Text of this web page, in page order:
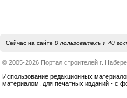
Сейчас на сайте 0 пользовательи 40
© 2005-2026 Портал строителей г.
Использование редакционных
материалом, для печатных изданий - с